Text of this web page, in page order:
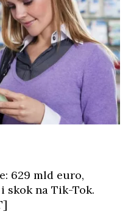
629 mld euro,
skok na Tik-Tok.